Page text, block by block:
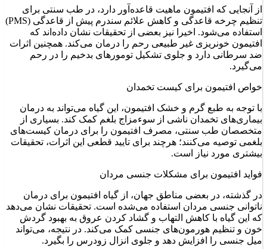
از آنجایی که افتیمون ماهیت قاعده‌آور دارد، در طب سنتی برای
تنظیم چرخه قاعدگی و کاهش علائم سندرم پیش از قاعدگی (PMS)
استفاده می‌شود. اخیرا نیز بعضی از تحقیقات نشان داده‌اند که
افتیمون خونریزی غیر طبیعی رحم را درمان می‌کند. همچنین اثرات
ضد سرطانی دارد و جلوی تشکیل تومورهای بدخیم را در رحم
می‌گیرد.
خواص افتیمون برای کیست تخمدان
با توجه به طبع گرم و خشک افتیمون، این گیاه می‌تواند به درمان
بیماری‌های تخمدان ناشی از سوءمزاج بلغم کمک کند. بسیاری از
متخصصان طب سنتی، مصرف افتیمون را برای درمان کیست‌های
بلغمی توصیه می‌کنند؛ هرچند برای تایید قطعی این اثرات، تحقیقات
بیشتری مورد نیاز است.
فواید افتیمون برای مشکلات جنسی مردان
در گذشته، در بعضی مناطق جهان، از گیاه افتیمون برای درمان
ناتوانی جنسی مردان استفاده می‌شده است. تحقیقات نشان می‌دهد
که این گیاه با کاهش التهاب و گشاد کردن عروق به بهبود گردش
خون و تنظیم هورمون‌های جنسی کمک می‌کند. در نتیجه، می‌تواند
میل جنسی را افزایش دهد و جلوی انزال زودرس را بگیرد.